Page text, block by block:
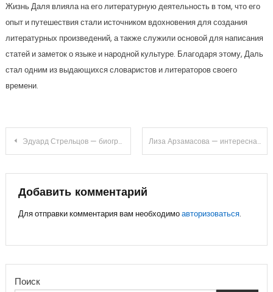
Жизнь Даля влияла на его литературную деятельность в том, что его
опыт и путешествия стали источником вдохновения для создания
литературных произведений, а также служили основой для написания
статей и заметок о языке и народной культуре. Благодаря этому, Даль
стал одним из выдающихся словаристов и литераторов своего
времени.
Навигация
записям
Эдуард Стрельцов — биография, личная жизнь и достижения футболиста из России, знакомство с его карьерой и достижениями на поле, все, что вы хотели знать о Эдуарде Стрельцове на Википедии Лиза Арзамасова — интересная и загадочная личность — раскрываем биографию и завораживающую личную жизнь актрисы
Добавить комментарий
Для отправки комментария вам необходимоавторизоваться.
Поиск